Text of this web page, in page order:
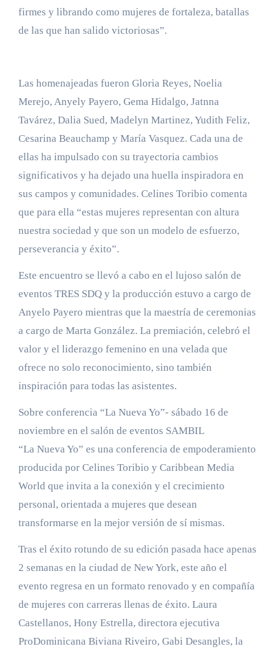
firmes y librando como mujeres de fortaleza, batallas
de las que han salido victoriosas”.
Las homenajeadas fueron Gloria Reyes, Noelia
Merejo, Anyely Payero, Gema Hidalgo, Jatnna
Tavárez, Dalia Sued, Madelyn Martinez, Yudith Feliz,
Cesarina Beauchamp y María Vasquez. Cada una de
ellas ha impulsado con su trayectoria cambios
significativos y ha dejado una huella inspiradora en
sus campos y comunidades. Celines Toribio comenta
que para ella “estas mujeres representan con altura
nuestra sociedad y que son un modelo de esfuerzo,
perseverancia y éxito”.
Este encuentro se llevó a cabo en el lujoso salón de
eventos TRES SDQ y la producción estuvo a cargo de
Anyelo Payero mientras que la maestría de ceremonias
a cargo de Marta González. La premiación, celebró el
valor y el liderazgo femenino en una velada que
ofrece no solo reconocimiento, sino también
inspiración para todas las asistentes.
Sobre conferencia “La Nueva Yo”- sábado 16 de
noviembre en el salón de eventos SAMBIL
“La Nueva Yo” es una conferencia de empoderamiento
producida por Celines Toribio y Caribbean Media
World que invita a la conexión y el crecimiento
personal, orientada a mujeres que desean
transformarse en la mejor versión de sí mismas.
Tras el éxito rotundo de su edición pasada hace apenas
2 semanas en la ciudad de New York, este año el
evento regresa en un formato renovado y en compañía
de mujeres con carreras llenas de éxito. Laura
Castellanos, Hony Estrella, directora ejecutiva
ProDominicana Biviana Riveiro, Gabi Desangles, la